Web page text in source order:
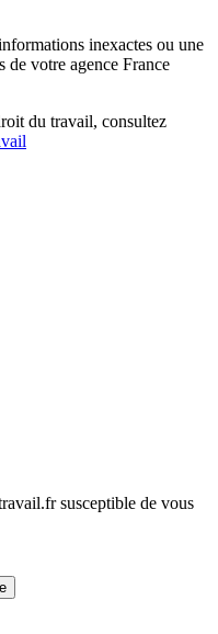
inexactes ou une
de votre agence France
du travail, consultez
susceptible de vous